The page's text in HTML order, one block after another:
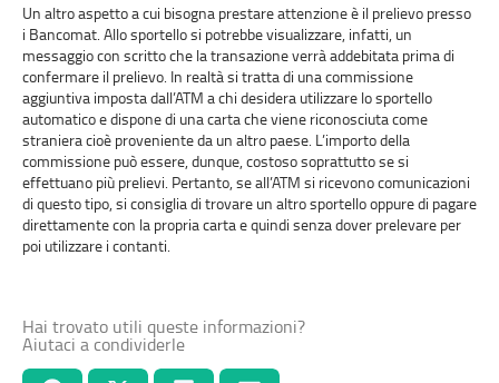
Un altro aspetto a cui bisogna prestare attenzione è il prelievo presso
i Bancomat. Allo sportello si potrebbe visualizzare, infatti, un
messaggio con scritto che la transazione verrà addebitata prima di
confermare il prelievo. In realtà si tratta di una commissione
aggiuntiva imposta dall’ATM a chi desidera utilizzare lo sportello
automatico e dispone di una carta che viene riconosciuta come
straniera cioè proveniente da un altro paese. L’importo della
commissione può essere, dunque, costoso soprattutto se si
effettuano più prelievi. Pertanto, se all’ATM si ricevono comunicazioni
di questo tipo, si consiglia di trovare un altro sportello oppure di pagare
direttamente con la propria carta e quindi senza dover prelevare per
poi utilizzare i contanti.
Hai trovato utili queste informazioni?
Aiutaci a condividerle